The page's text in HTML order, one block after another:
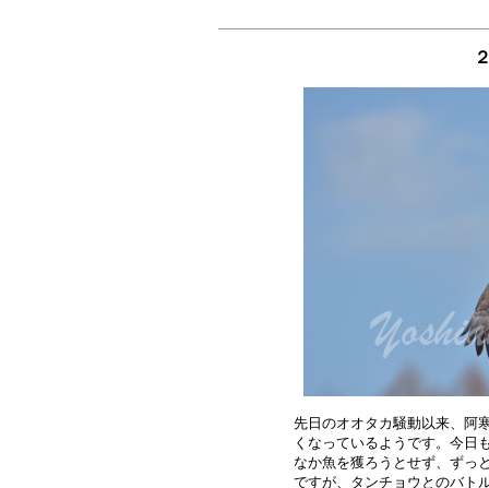
先日のオオタカ騒動以来、阿
くなっているようです。今日
なか魚を獲ろうとせず、ずっ
ですが、タンチョウとのバト